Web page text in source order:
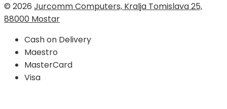
© 2026 Jurcomm Computers, Kralja Tomislava 25,
88000 Mostar
Cash on Delivery
Maestro
MasterCard
Visa